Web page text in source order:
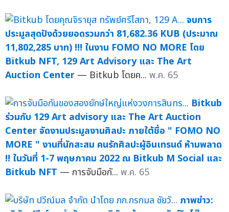
จบการ
ประมูลสุดปังด้วยยอดรวมกว่า 81,682.36 KUB (ประมาณ
11,802,285 บาท) !!! ในงาน FOMO NO MORE โดย
Bitkub NFT, 129 Art Advisory และ The Art
Auction Center — Bitkub โดยค... พ.ค. 65
Bitkub
ร่วมกับ 129 Art advisory และ The Art Auction
Center จัดงานประมูลงานศิลปะ ภายใต้ชื่อ " FOMO NO
MORE " งานที่นักสะสม คนรักศิลปะผู้อินเทรนด์ ห้ามพลาด
!! ในวันที่ 1-7 พฤษภาคม 2022 ณ Bitkub M Social และ
Bitkub NFT — การจับมือกั... พ.ค. 65
ภาพข่าว: